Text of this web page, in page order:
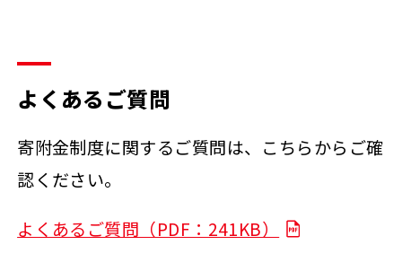
よくあるご質問
寄附金制度に関するご質問は、こちらからご確
認ください。
よくあるご質問（PDF：241KB）